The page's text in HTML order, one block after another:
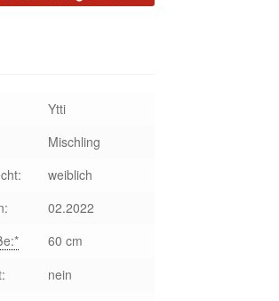
Ytti
Mischling
weiblich
02.2022
60 cm
nein